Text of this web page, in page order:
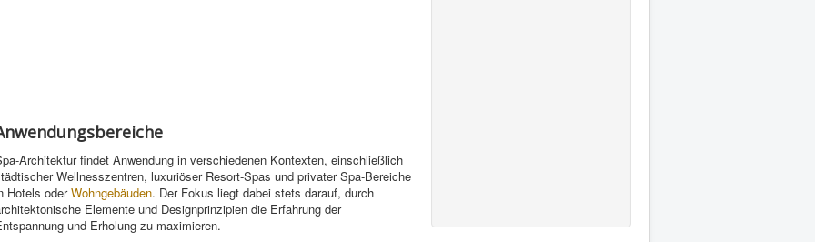
Architektur findet Anwendung in verschiedenen Kontexten, einschließlich
Wellnesszentren, luxuriöser Resort-Spas und privater Spa-Bereiche
Hotels oderWohngebäuden. Der Fokus liegt dabei stets darauf, durch
Elemente und Designprinzipien die Erfahrung der
und Erholung zu maximieren.